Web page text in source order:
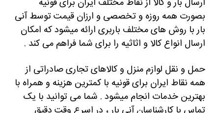
بصورت همه روزه و تخصصی و ارزان قیمت توسط آنی
بار با روش های مختلف باربری ارائه میشود که امکان
ارسال انواع کالا و اثاثیه را برای شما فراهم می کند .
حمل و نقل لوازم منزل و کالاهای تجاری صادراتی از
همه نقاط ایران برای قونیه با کمترین هزینه و همراه با
بهترین خدمات انجام میشود . شما می توانید با یک